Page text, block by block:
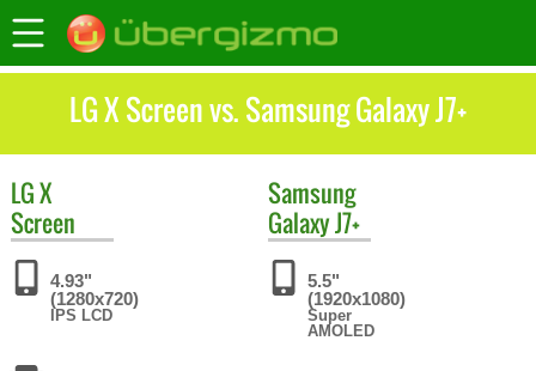
LG X Screen vs. Samsung Galaxy J7+
LGX
Screen
4.93"
(1280x720)
IPS LCD
Samsung
Galaxy J7+
5.5"
(1920x1080)
Super
AMOLED